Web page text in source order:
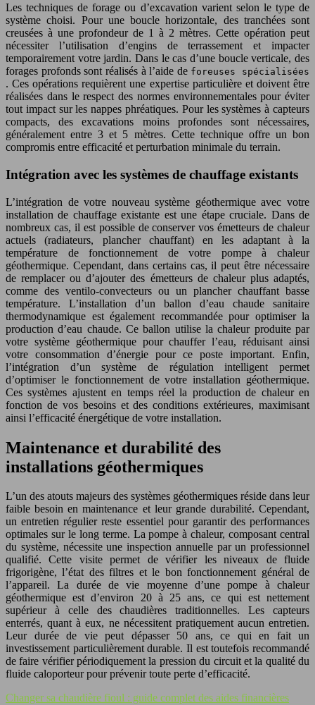
Les techniques de forage ou d’excavation varient selon le type de
système choisi. Pour une boucle horizontale, des tranchées sont
creusées à une profondeur de 1 à 2 mètres. Cette opération peut
nécessiter l’utilisation d’engins de terrassement et impacter
temporairement votre jardin. Dans le cas d’une boucle verticale, des
forages profonds sont réalisés à l’aide de foreuses spécialisées
. Ces opérations requièrent une expertise particulière et doivent être
réalisées dans le respect des normes environnementales pour éviter
tout impact sur les nappes phréatiques. Pour les systèmes à capteurs
compacts, des excavations moins profondes sont nécessaires,
généralement entre 3 et 5 mètres. Cette technique offre un bon
compromis entre efficacité et perturbation minimale du terrain.
Intégration avec les systèmes de chauffage existants
L’intégration de votre nouveau système géothermique avec votre
installation de chauffage existante est une étape cruciale. Dans de
nombreux cas, il est possible de conserver vos émetteurs de chaleur
actuels (radiateurs, plancher chauffant) en les adaptant à la
température de fonctionnement de votre pompe à chaleur
géothermique. Cependant, dans certains cas, il peut être nécessaire
de remplacer ou d’ajouter des émetteurs de chaleur plus adaptés,
comme des ventilo-convecteurs ou un plancher chauffant basse
température. L’installation d’un ballon d’eau chaude sanitaire
thermodynamique est également recommandée pour optimiser la
production d’eau chaude. Ce ballon utilise la chaleur produite par
votre système géothermique pour chauffer l’eau, réduisant ainsi
votre consommation d’énergie pour ce poste important. Enfin,
l’intégration d’un système de régulation intelligent permet
d’optimiser le fonctionnement de votre installation géothermique.
Ces systèmes ajustent en temps réel la production de chaleur en
fonction de vos besoins et des conditions extérieures, maximisant
ainsi l’efficacité énergétique de votre installation.
Maintenance et durabilité des
installations géothermiques
L’un des atouts majeurs des systèmes géothermiques réside dans leur
faible besoin en maintenance et leur grande durabilité. Cependant,
un entretien régulier reste essentiel pour garantir des performances
optimales sur le long terme. La pompe à chaleur, composant central
du système, nécessite une inspection annuelle par un professionnel
qualifié. Cette visite permet de vérifier les niveaux de fluide
frigorigène, l’état des filtres et le bon fonctionnement général de
l’appareil. La durée de vie moyenne d’une pompe à chaleur
géothermique est d’environ 20 à 25 ans, ce qui est nettement
supérieur à celle des chaudières traditionnelles. Les capteurs
enterrés, quant à eux, ne nécessitent pratiquement aucun entretien.
Leur durée de vie peut dépasser 50 ans, ce qui en fait un
investissement particulièrement durable. Il est toutefois recommandé
de faire vérifier périodiquement la pression du circuit et la qualité du
fluide caloporteur pour prévenir toute perte d’efficacité.
Changer sa chaudière fioul : guide complet des aides financières